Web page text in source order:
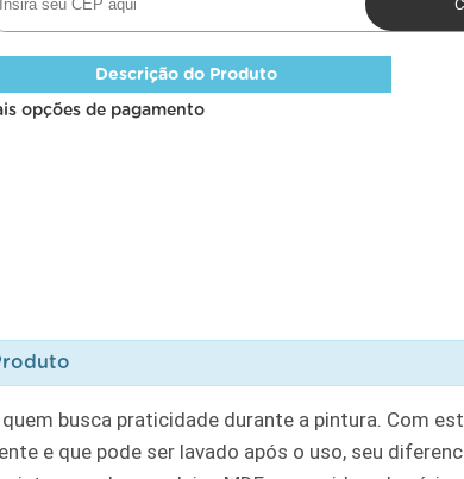
Descrição do Produto
opções de pagamento
busca praticidade durante a pintura. Com
e que pode ser lavado após o uso, seu